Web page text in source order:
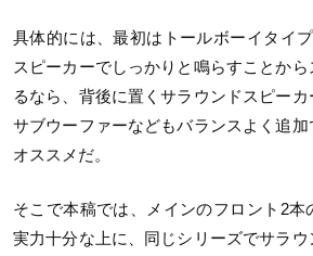
具体的には、最初はトールボーイタイ
スピーカーでしっかりと鳴らすことか
るなら、背後に置くサラウンドスピー
サブウーファーなどもバランスよく追
オススメだ。
そこで本稿では、メインのフロント2本
実力十分な上に、同じシリーズでサラ